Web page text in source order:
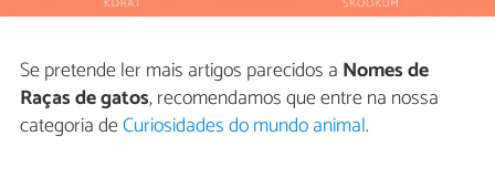
Se pretende ler mais artigos parecidos a Nomes de
Raças de gatos, recomendamos que entre na nossa
categoria deCuriosidades do mundo animal.